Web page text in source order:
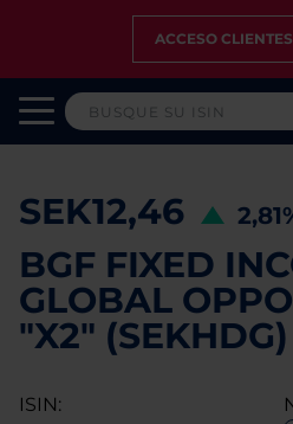
ACCESO CLIENTES
SEK12,46
BGF FIXED
GLOBAL
"X2"
ISIN: